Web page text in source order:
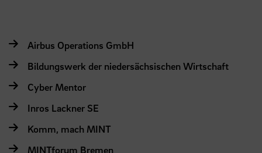
Airbus Operations GmbH
Bildungswerk der niedersächsischen Wirtschaft
Cyber Mentor
Inros Lackner SE
Komm, mach MINT
MINTforum Bremen